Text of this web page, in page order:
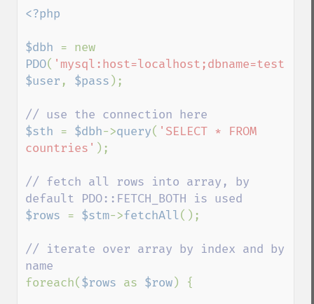
<?php
$dbh
PDO( 'mysql:host=localhost;dbname=test'
$user , $pass );
$sth = $dbh->query( 'SELECT * FROM
countries' );
// fetch all rows into array, by
$rows = $stm->fetchAll();
// iterate over array by index and by
foreach( $rows as $row) {